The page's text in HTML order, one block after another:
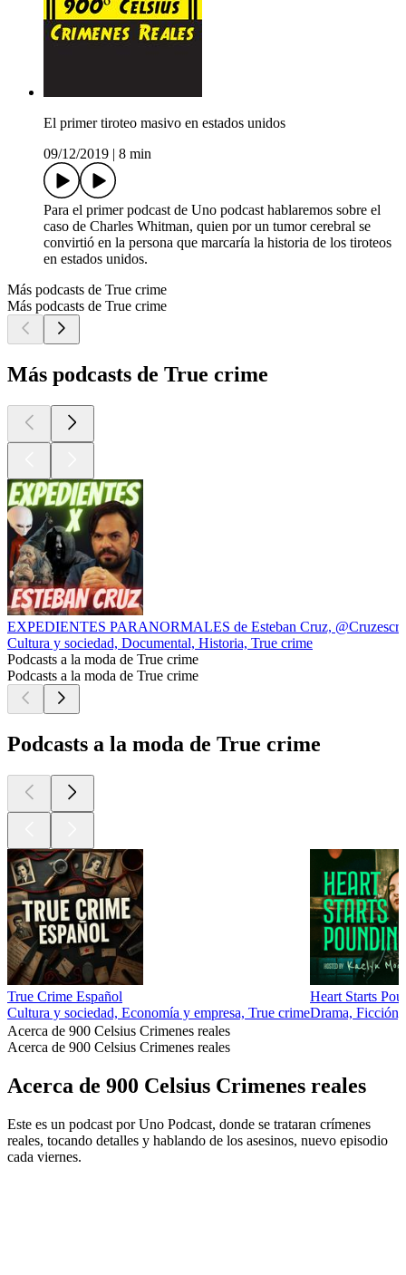
El primer tiroteo masivo en estados unidos
09/12/2019
8 min
Para el primer podcast de Uno podcast hablaremos sobre el
caso de Charles Whitman, quien por un tumor cerebral se
convirtió en la persona que marcaría la historia de los tiroteos
en estados unidos.
Más podcasts de True crime
Más podcasts de True crime
Más podcasts de True crime
EXPEDIENTES PARANORMALES de Esteban Cruz,
Cultura y sociedad, Documental, Historia, True crime
Podcasts a la moda de True crime
Podcasts a la moda de True crime
Podcasts a la moda de True crime
True Crime Español
Cultura y sociedad, Economía y empresa, True crime
Heart Starts
Drama,
Acerca de 900 Celsius Crimenes reales
Acerca de 900 Celsius Crimenes reales
Acerca de 900 Celsius Crimenes reales
Este es un podcast por Uno Podcast, donde se trataran crímenes
reales, tocando detalles y hablando de los asesinos, nuevo episodio
cada viernes.